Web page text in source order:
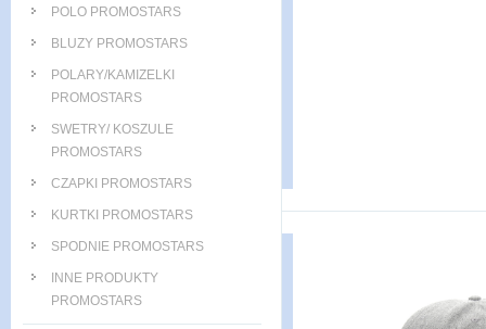
POLO PROMOSTARS
BLUZY PROMOSTARS
POLARY/KAMIZELKI
PROMOSTARS
SWETRY/ KOSZULE
PROMOSTARS
CZAPKI PROMOSTARS
KURTKI PROMOSTARS
SPODNIE PROMOSTARS
INNE PRODUKTY
PROMOSTARS